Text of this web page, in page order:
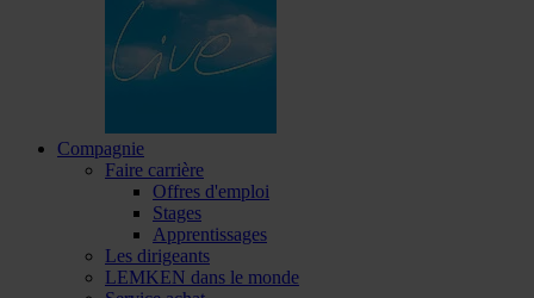
Compagnie
Faire carrière
Offres d'emploi
Stages
Apprentissages
Les dirigeants
LEMKEN dans le monde